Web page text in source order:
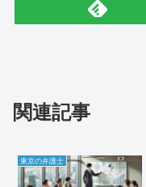
関連記事
東京の弁護士